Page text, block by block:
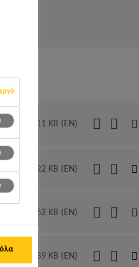
PDF - 611 KB (EN)
PDF - 622 KB (EN)
PDF - 762 KB (EN)
PDF - 389 KB (EN)